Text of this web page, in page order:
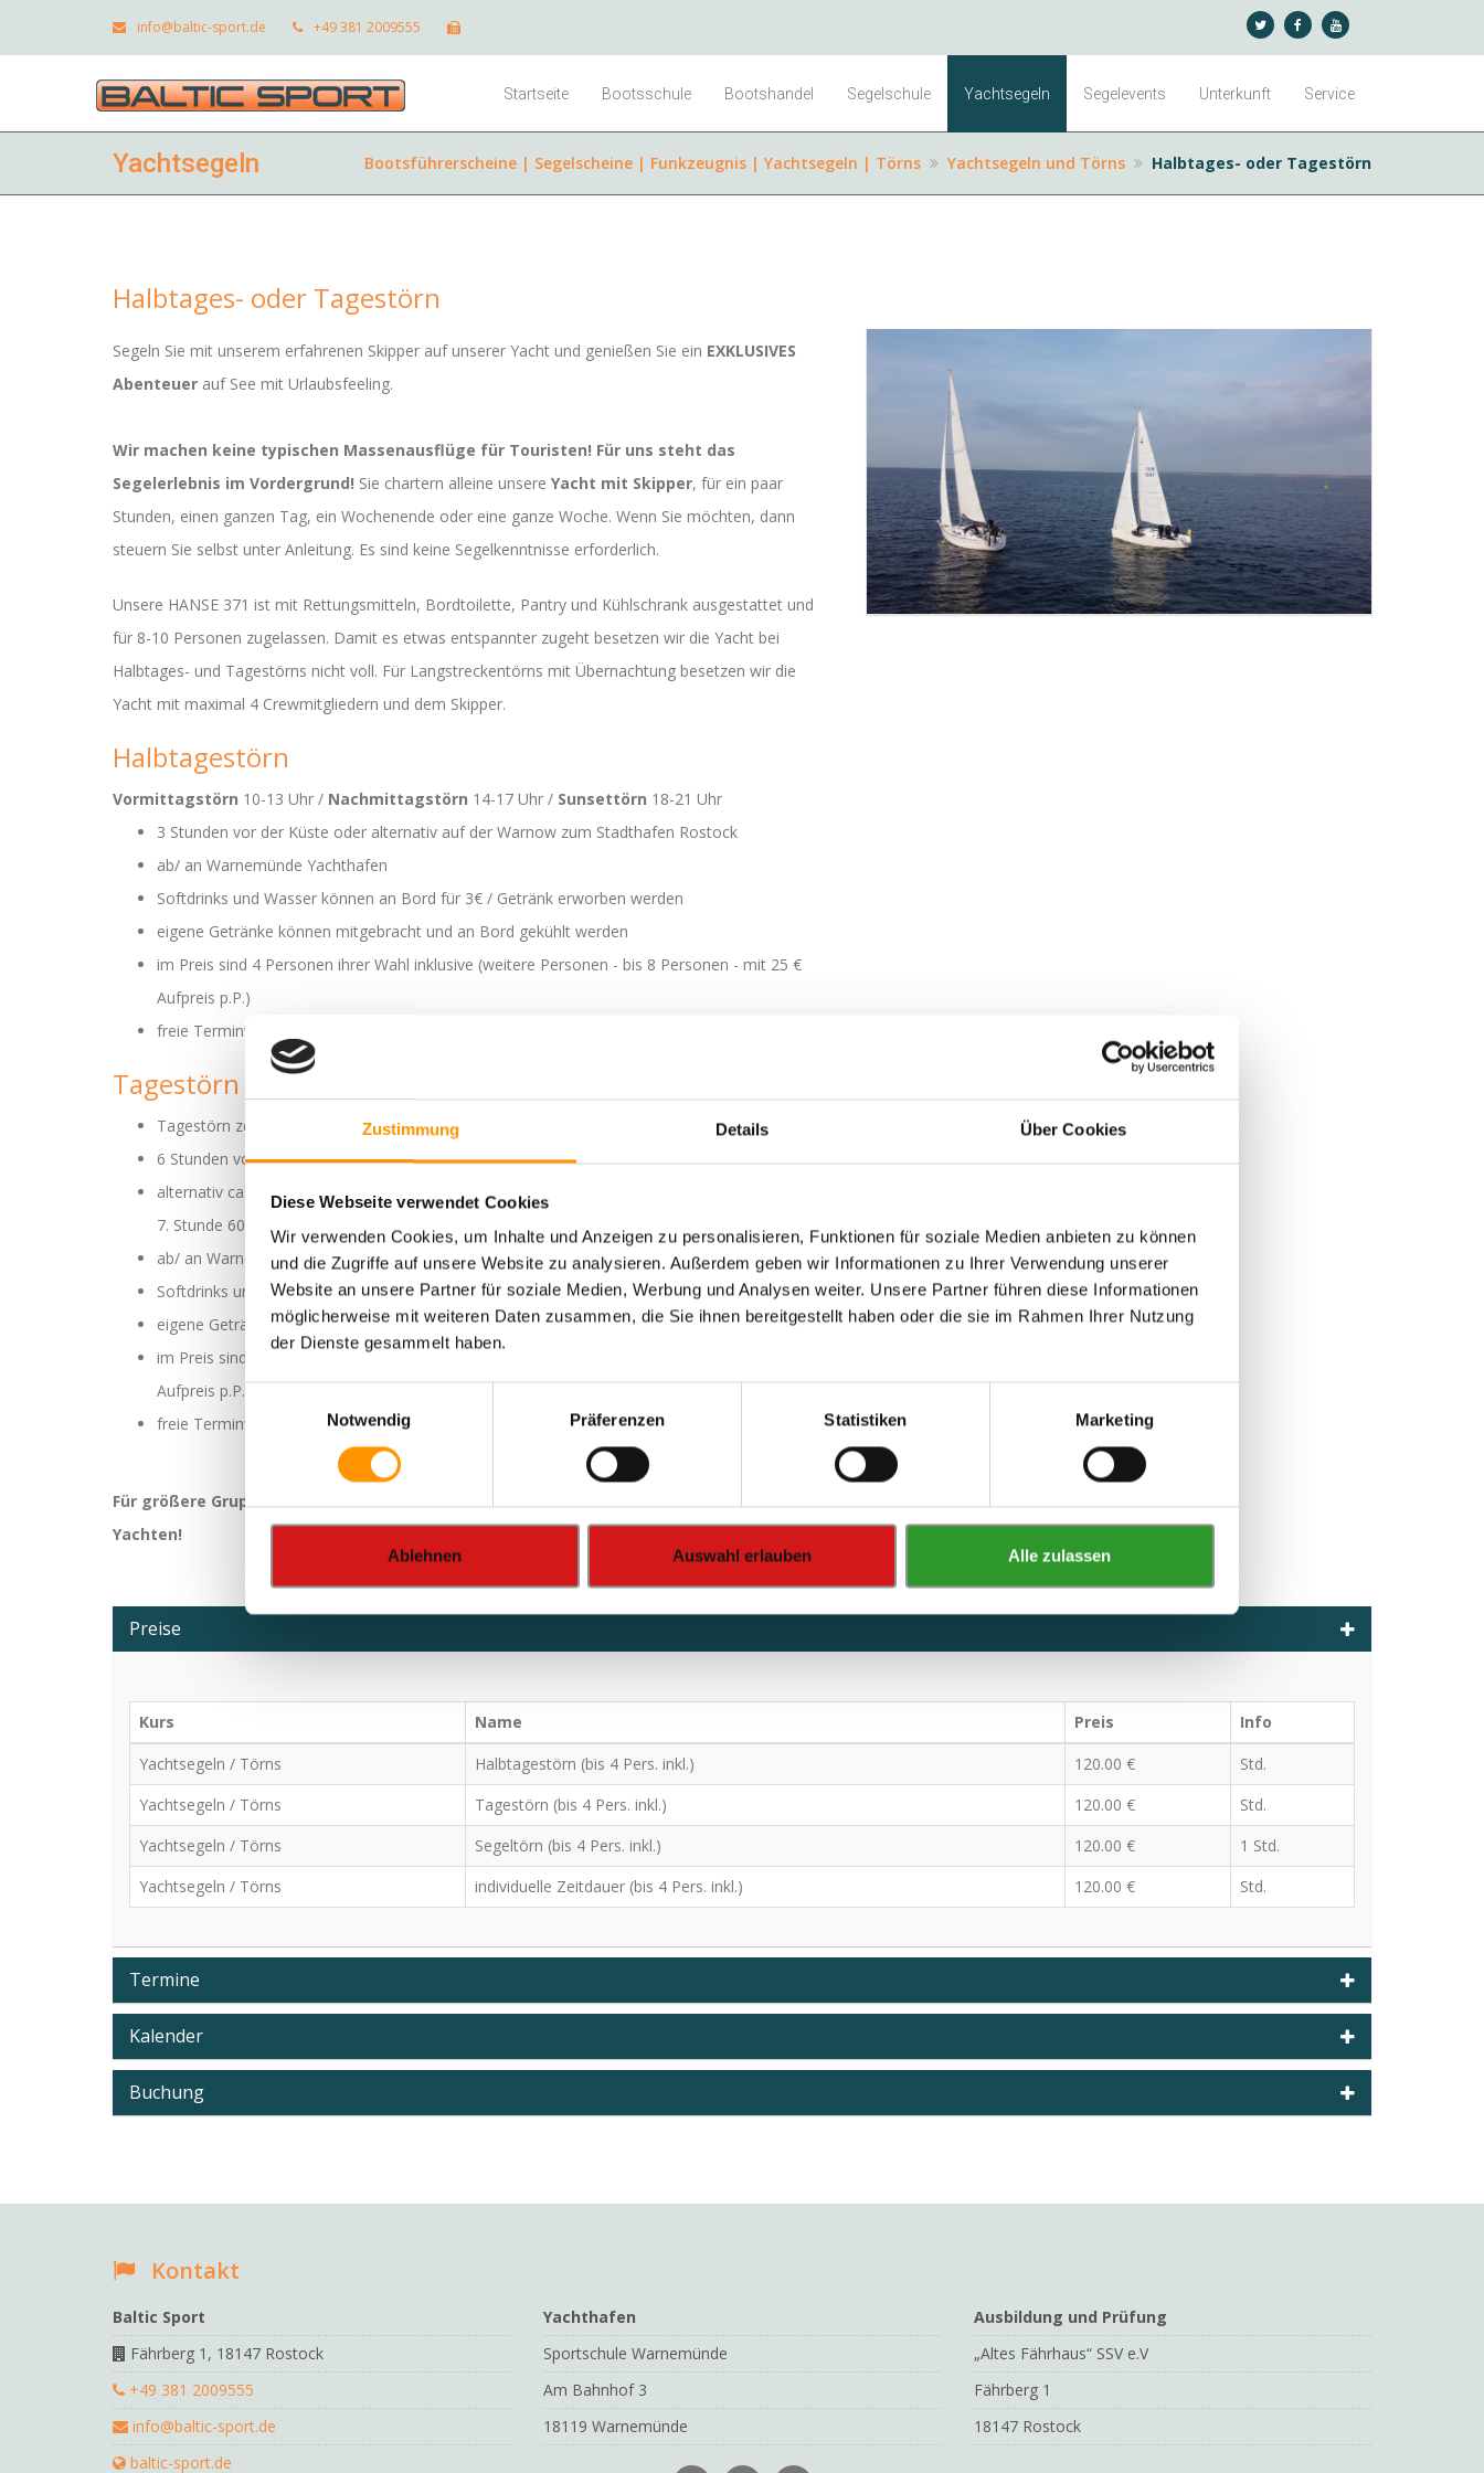
Zustimmung Details Über Cookies
Diese Webseite verwendet Cookies
Wir verwenden Cookies, um Inhalte und Anzeigen zu personalisieren, Funktionen für soziale Medien anbieten zu können
und die Zugriffe auf unsere Website zu analysieren. Außerdem geben wir Informationen zu Ihrer Verwendung unserer
Website an unsere Partner für soziale Medien, Werbung und Analysen weiter. Unsere Partner führen diese Informationen
möglicherweise mit weiteren Daten zusammen, die Sie ihnen bereitgestellt haben oder die sie im Rahmen Ihrer Nutzung
der Dienste gesammelt haben.
Notwendig
Präferenzen Statistiken Marketing
Ablehnen Auswahl erlauben Alle zulassen
info@baltic-sport.de +49 381 2009555
Startseite Bootsschule Bootshandel Segelschule Yachtsegeln Segelevents Unterkunft Service
Yachtsegeln Bootsführerscheine | Segelscheine | Funkzeugnis | Yachtsegeln | Törns Yachtsegeln und Törns Halbtages- oder Tagestörn
Halbtages- oder Tagestörn
Segeln Sie mit unserem erfahrenen Skipper auf unserer Yacht und genießen Sie ein EXKLUSIVES
Abenteuer auf See mit Urlaubsfeeling.
Wir machen keine typischen Massenausflüge für Touristen! Für uns steht das
Segelerlebnis im Vordergrund! Sie chartern alleine unsere Yacht mit Skipper, für ein paar
Stunden, einen ganzen Tag, ein Wochenende oder eine ganze Woche. Wenn Sie möchten, dann
steuern Sie selbst unter Anleitung. Es sind keine Segelkenntnisse erforderlich.
Unsere HANSE 371 ist mit Rettungsmitteln, Bordtoilette, Pantry und Kühlschrank ausgestattet und
für 8-10 Personen zugelassen. Damit es etwas entspannter zugeht besetzen wir die Yacht bei
Halbtages- und Tagestörns nicht voll. Für Langstreckentörns mit Übernachtung besetzen wir die
Yacht mit maximal 4 Crewmitgliedern und dem Skipper.
Halbtagestörn
Vormittagstörn 10-13 Uhr / Nachmittagstörn 14-17 Uhr / Sunsettörn 18-21 Uhr
3 Stunden vor der Küste oder alternativ auf der Warnow zum Stadthafen Rostock
ab/ an Warnemünde Yachthafen
Softdrinks und Wasser können an Bord für 3€ / Getränk erworben werden
eigene Getränke können mitgebracht und an Bord gekühlt werden
im Preis sind 4 Personen ihrer Wahl inklusive (weitere Personen - bis 8 Personen - mit 25 €
Aufpreis p.P.)
freie Terminwahl innerhalb der frei angezeigten Termine
Tagestörn
Tagestörn zeitlich variabel
6 Stunden vor der Küste
alternativ ca. 8 Stunden bis Kühlungsborn mit Mittag / Imbiss im Hafen und Retour (Aufpreis ab
7. Stunde 60 €/ Std.)
ab/ an Warnemünde Yachthafen
Softdrinks und Wasser können an Bord für 3€ / Getränk erworben werden
eigene Getränke können mitgebracht und an Bord gekühlt werden
im Preis sind 4 Personen ihrer Wahl inklusive (weitere Personen - bis 8 Personen - mit 50 €
Aufpreis p.P.)
freie Terminwahl innerhalb der frei angezeigten Termine
Für größere Gruppen ab 8 Personen erstellen wir Ihnen gern ein Angebot mit mehreren
Yachten!
Preise
Kurs Name Preis
Info
Yachtsegeln / Törns
Halbtagestörn (bis 4 Pers. inkl.) 120.00 €
Std.
Yachtsegeln / Törns
Tagestörn (bis 4 Pers. inkl.) 120.00 €
Std.
Yachtsegeln / Törns
Segeltörn (bis 4 Pers. inkl.) 120.00 €
1 Std.
Yachtsegeln / Törns
individuelle Zeitdauer (bis 4 Pers. inkl.) 120.00 € Std.
Termine
Kalender
Buchung
Kontakt
Baltic Sport
Fährberg 1, 18147 Rostock
+49 381 2009555
info@baltic-sport.de
baltic-sport.de
Yachthafen
Sportschule Warnemünde
Am Bahnhof 3
18119 Warnemünde
Ausbildung und Prüfung
„Altes Fährhaus“ SSV e.V
Fährberg 1
18147 Rostock